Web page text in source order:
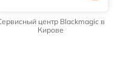
центр Blackmagic в
Кирове